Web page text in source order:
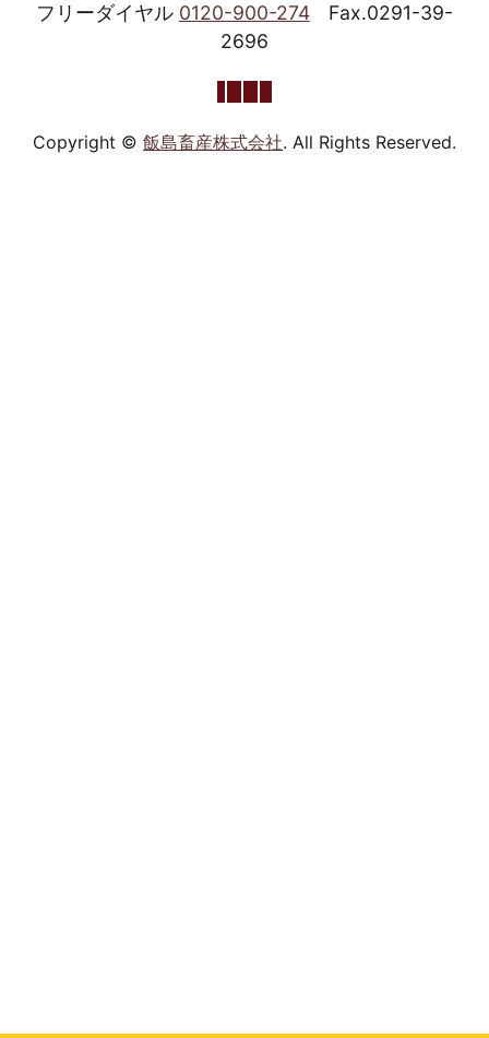
フリーダイヤル 0120-900-274
Fax.0291-39-
2696
Copyright © 飯島畜産株式会社. All Rights Reserved.